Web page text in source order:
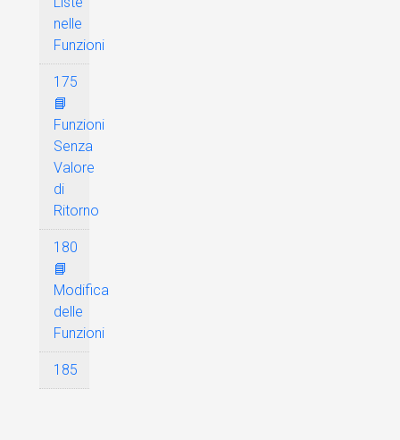
nelle
Funzioni
175
📘
Funzioni
Senza
Valore
di
Ritorno
180
📘
Modifica
delle
Funzioni
185